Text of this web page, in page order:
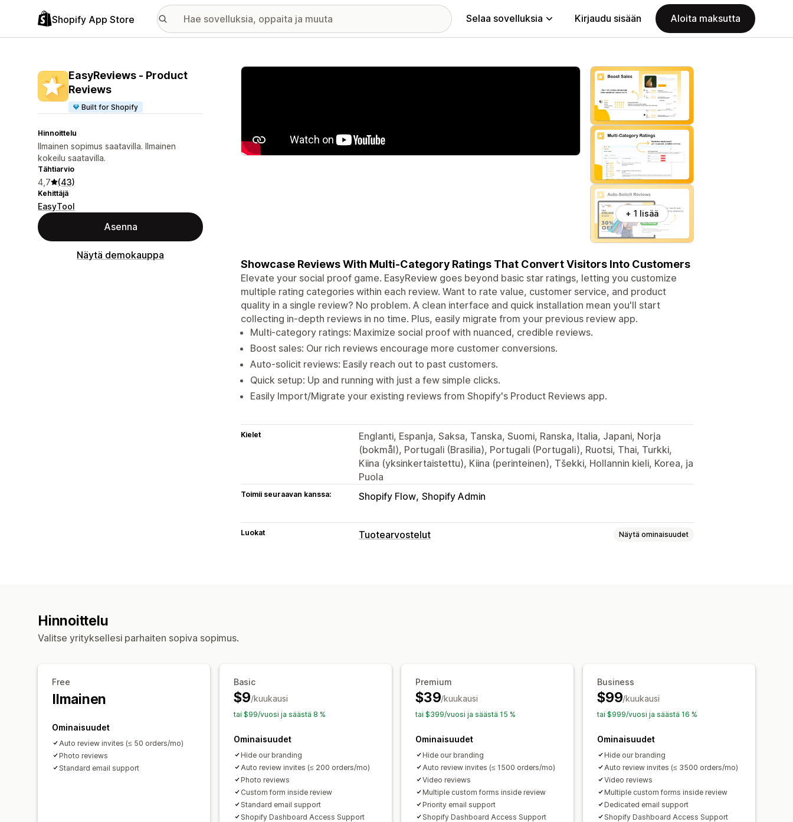
Shopify App Store Selaa sovelluksia Kirjaudu sisään Aloita maksutta
EasyReviews ‑ Product
Reviews
Built for Shopify
Hinnoittelu
Ilmainen sopimus saatavilla. Ilmainen
kokeilu saatavilla.
Tähtiarvio
4,7 (43)
Kehittäjä
EasyTool
Asenna
Näytä demokauppa
Esittelykuvagalleria
+ 1 lisää
Showcase Reviews With Multi-Category Ratings That Convert Visitors Into Customers
Elevate your social proof game. EasyReview goes beyond basic star ratings, letting you customize
multiple rating categories within each review. Want to rate value, customer service, and product
quality in a single review? No problem. A clean interface and quick installation mean you'll start
collecting in-depth reviews in no time. Plus, easily migrate from your previous review app.
Multi-category ratings: Maximize social proof with nuanced, credible reviews.
Boost sales: Our rich reviews encourage more customer conversions.
Auto-solicit reviews: Easily reach out to past customers.
Quick setup: Up and running with just a few simple clicks.
Easily Import/Migrate your existing reviews from Shopify's Product Reviews app.
Kielet
Englanti, Espanja, Saksa, Tanska, Suomi, Ranska, Italia, Japani, Norja
(bokmål), Portugali (Brasilia), Portugali (Portugali), Ruotsi, Thai, Turkki,
Kiina (yksinkertaistettu), Kiina (perinteinen), Tšekki, Hollannin kieli, Korea, ja
Puola
Toimii seuraavan kanssa: Shopify Flow Shopify Admin
Luokat Tuotearvostelut Näytä ominaisuudet
Automaatiot
Hinnoittelu
Valitse yrityksellesi parhaiten sopiva sopimus.
Free
Ilmainen
Ominaisuudet
Auto review invites (≤ 50 orders/mo)
Photo reviews
Standard email support
Basic
$9/kuukausi
tai $99/vuosi ja säästä 8 %
Ominaisuudet
Hide our branding
Auto review invites (≤ 200 orders/mo)
Photo reviews
Custom form inside review
Standard email support
Shopify Dashboard Access Support
Premium
$39/kuukausi
tai $399/vuosi ja säästä 15 %
Ominaisuudet
Hide our branding
Auto review invites (≤ 1500 orders/mo)
Video reviews
Multiple custom forms inside review
Priority email support
Shopify Dashboard Access Support
Business
$99/kuukausi
tai $999/vuosi ja säästä 16 %
Ominaisuudet
Hide our branding
Auto review invites (≤ 3500 orders/mo)
Video reviews
Multiple custom forms inside review
Dedicated email support
Shopify Dashboard Access Support